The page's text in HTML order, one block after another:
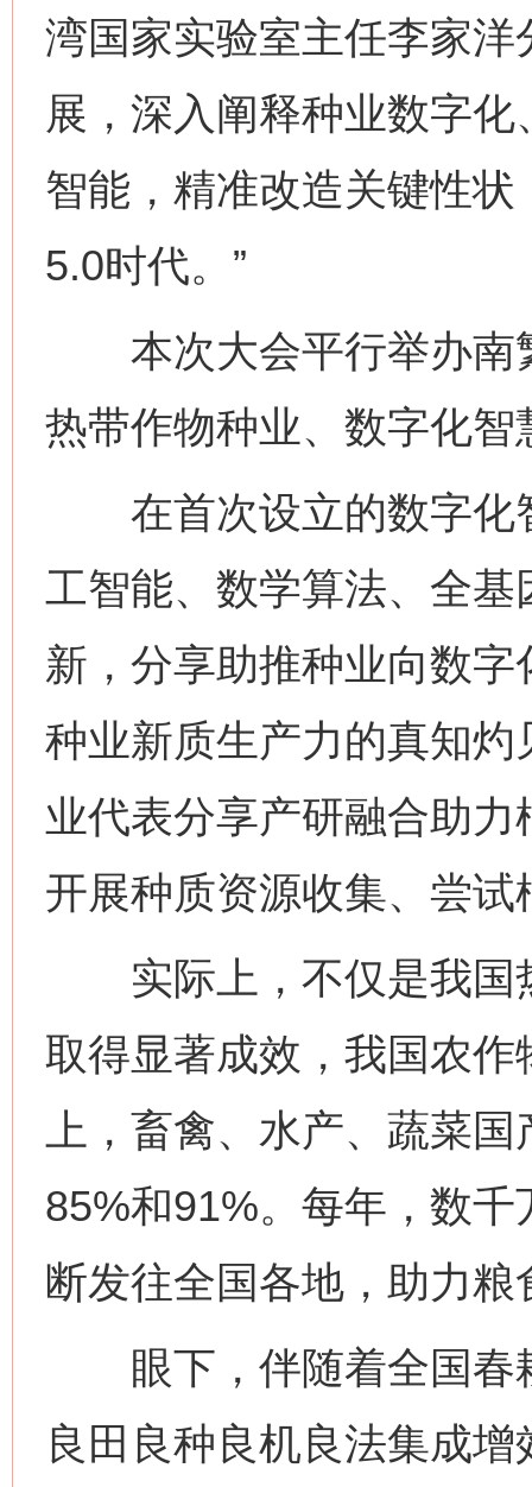
湾国家实验室主任李家
展，深入阐释种业数字
智能，精准改造关键性
5.0时代。”
本次大会平行举办南
热带作物种业、数字化
在首次设立的数字化
工智能、数学算法、全
新，分享助推种业向数
种业新质生产力的真知
业代表分享产研融合助
开展种质资源收集、尝
实际上，不仅是我国
取得显著成效，我国农
上，畜禽、水产、蔬菜
85%和91%。每年，数
断发往全国各地，助力粮
眼下，伴随着全国春
良田良种良机良法集成增